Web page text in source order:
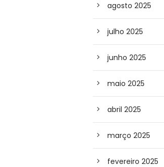
agosto 2025
julho 2025
junho 2025
maio 2025
abril 2025
março 2025
fevereiro 2025